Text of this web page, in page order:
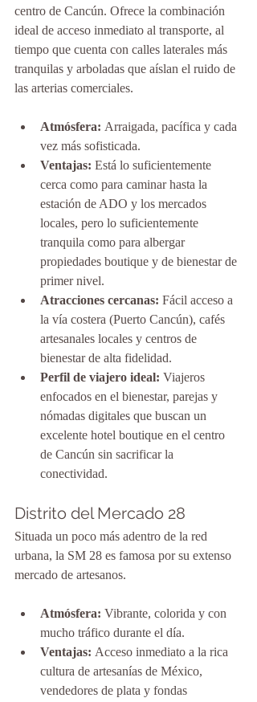
centro de Cancún. Ofrece la combinación
ideal de acceso inmediato al transporte, al
tiempo que cuenta con calles laterales más
tranquilas y arboladas que aíslan el ruido de
las arterias comerciales.
Atmósfera: Arraigada, pacífica y cada
vez más sofisticada.
Ventajas: Está lo suficientemente
cerca como para caminar hasta la
estación de ADO y los mercados
locales, pero lo suficientemente
tranquila como para albergar
propiedades boutique y de bienestar de
primer nivel.
Atracciones cercanas: Fácil acceso a
la vía costera (Puerto Cancún), cafés
artesanales locales y centros de
bienestar de alta fidelidad.
Perfil de viajero ideal: Viajeros
enfocados en el bienestar, parejas y
nómadas digitales que buscan un
excelente hotel boutique en el centro
de Cancún sin sacrificar la
conectividad.
Distrito del Mercado 28
Situada un poco más adentro de la red
urbana, la SM 28 es famosa por su extenso
mercado de artesanos.
Atmósfera: Vibrante, colorida y con
mucho tráfico durante el día.
Ventajas: Acceso inmediato a la rica
cultura de artesanías de México,
vendedores de plata y fondas